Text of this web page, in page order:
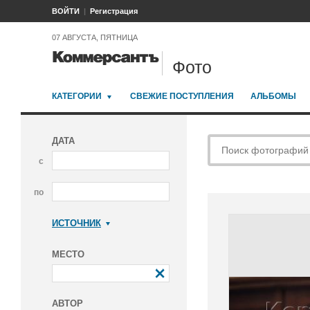
ВОЙТИ Регистрация
07 АВГУСТА, ПЯТНИЦА
Фото
КАТЕГОРИИ СВЕЖИЕ ПОСТУПЛЕНИЯ АЛЬБОМЫ
ДАТА
с
по
ИСТОЧНИК
МЕСТО
АВТОР